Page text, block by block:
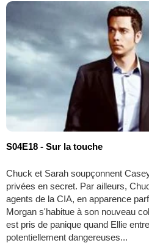
S04E18 - Sur la touche
Chuck et Sarah soupçonnent
privées en secret. Par ailleurs,
agents de la CIA, en apparence
Morgan s'habitue à son nouveau
est pris de panique quand Ellie
potentiellement dangereuses...